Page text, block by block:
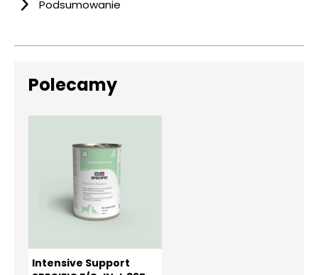
Podsumowanie
Polecamy
Intensive Support